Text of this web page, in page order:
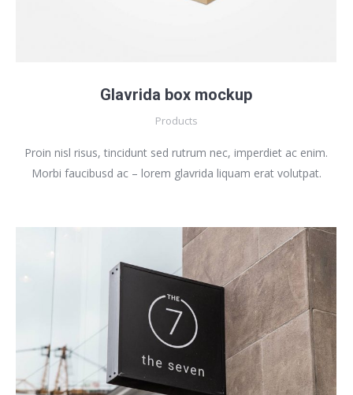
Glavrida box mockup
Products
Proin nisl risus, tincidunt sed rutrum nec, imperdiet ac enim.
Morbi faucibusd ac – lorem glavrida liquam erat volutpat.